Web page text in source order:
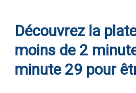
Découvrez la
moins de 2
minute 29 pour